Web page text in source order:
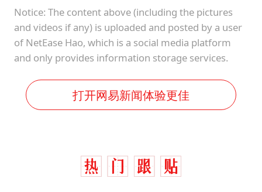
Notice: The content above (including the pictures
and videos if any) is uploaded and posted by a user
of NetEase Hao, which is a social media platform
and only provides information storage services.
打开网易新闻体验更佳